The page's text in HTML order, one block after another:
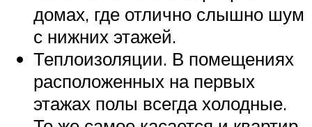
домах, где отлично слышно шум
с нижних этажей.
Теплоизоляции. В помещениях
расположенных на первых
этажах полы всегда холодные.